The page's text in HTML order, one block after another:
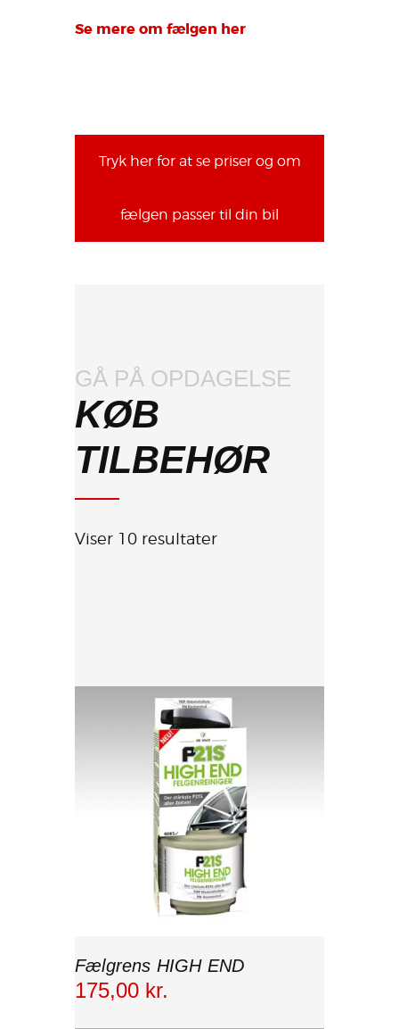
Se mere om fælgen her
Tryk her for at se priser og om
fælgen passer til din bil
GÅ PÅ OPDAGELSE
KØB
TILBEHØR
Viser 10 resultater
Fælgrens HIGH END
175,00 kr.